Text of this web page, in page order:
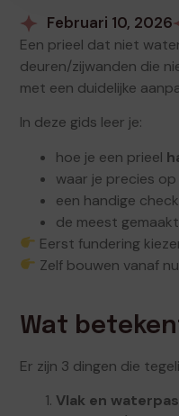
Februari 10, 2026
Een prieel dat niet
deuren/zijwanden die
met een duidelijke
In deze gids leer je:
hoe je een prieel
waar je precies
een handige
de meest
Eerst fundering
Zelf bouwen vanaf
Wat
Er zijn 3 dingen die
Vlak en